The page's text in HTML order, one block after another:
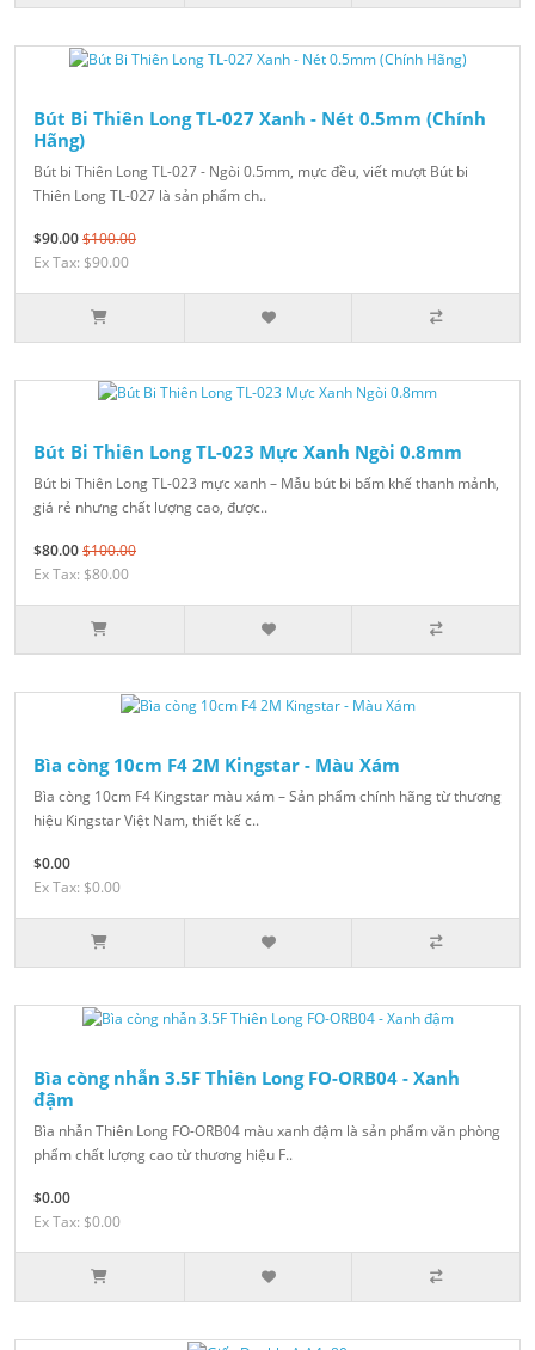
Bút Bi Thiên Long TL-027 Xanh - Nét 0.5mm (Chính
Hãng)
Bút bi Thiên Long TL-027 - Ngòi 0.5mm, mực đều, viết mượt Bút bi
Thiên Long TL-027 là sản phẩm ch..
$90.00$100.00
Ex Tax: $90.00
Bút Bi Thiên Long TL-023 Mực Xanh Ngòi 0.8mm
Bút bi Thiên Long TL-023 mực xanh – Mẫu bút bi bấm khế thanh mảnh,
giá rẻ nhưng chất lượng cao, được..
$80.00$100.00
Ex Tax: $80.00
Bìa còng 10cm F4 2M Kingstar - Màu Xám
Bìa còng 10cm F4 Kingstar màu xám – Sản phẩm chính hãng từ thương
hiệu Kingstar Việt Nam, thiết kế c..
$0.00
Ex Tax: $0.00
Bìa còng nhẫn 3.5F Thiên Long FO-ORB04 - Xanh
đậm
Bìa nhẫn Thiên Long FO-ORB04 màu xanh đậm là sản phẩm văn phòng
phẩm chất lượng cao từ thương hiệu F..
$0.00
Ex Tax: $0.00